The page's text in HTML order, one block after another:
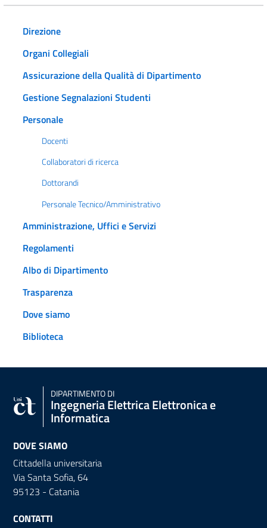
Direzione
Organi Collegiali
Assicurazione della Qualità di Dipartimento
Gestione Segnalazioni Studenti
Personale
Docenti
Collaboratori di ricerca
Dottorandi
Personale Tecnico/Amministrativo
Amministrazione, Uffici e Servizi
Regolamenti
Albo di Dipartimento
Trasparenza
Dove siamo
Biblioteca
DIPARTIMENTO DI
Ingegneria Elettrica Elettronica e
Informatica
DOVE SIAMO
Cittadella universitaria
Via Santa Sofia, 64
95123 - Catania
CONTATTI